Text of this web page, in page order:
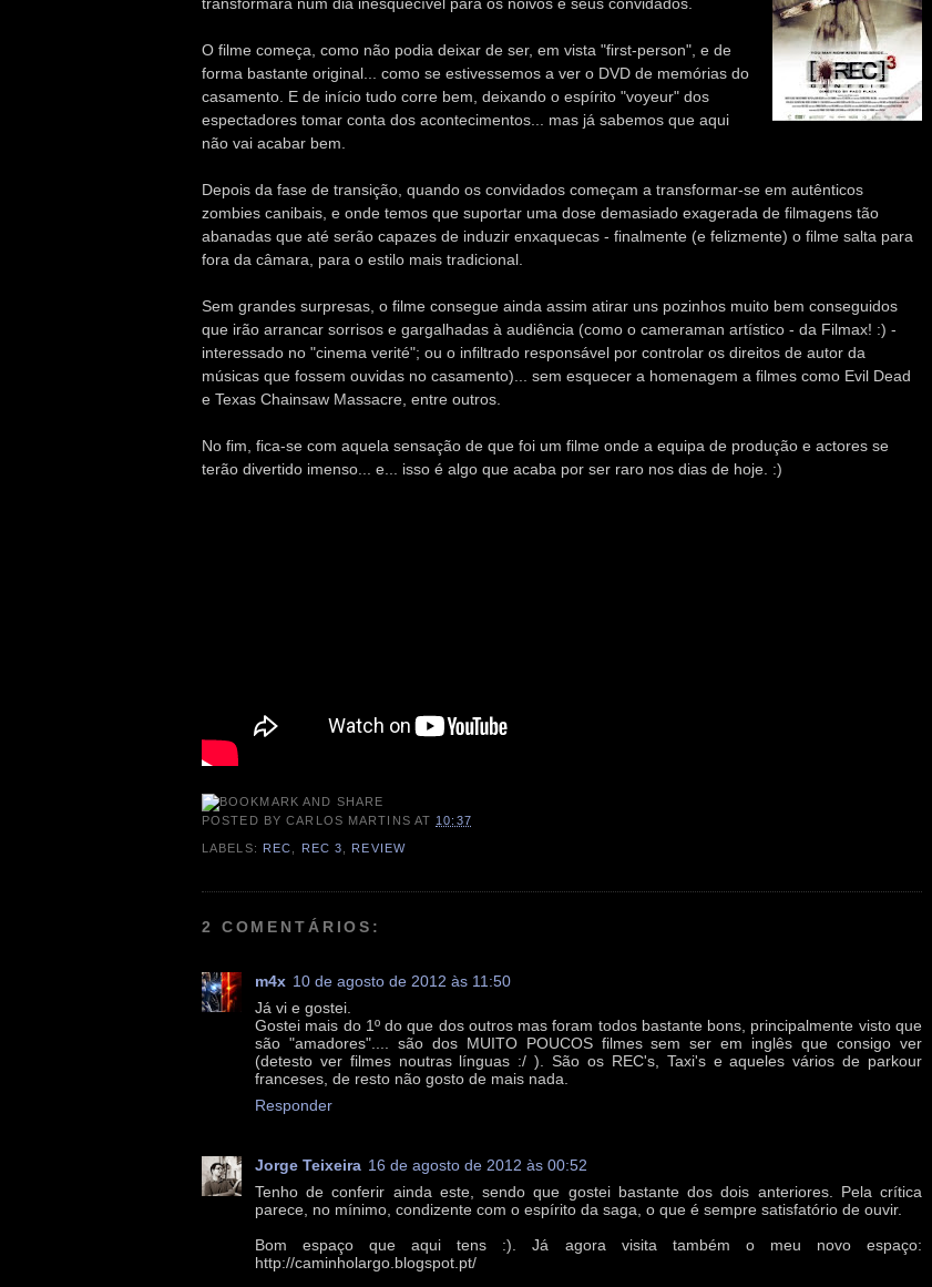
O filme começa, como não podia deixar de ser, em vista "first-person", e de
forma bastante original... como se estivessemos a ver o DVD de memórias do
casamento. E de início tudo corre bem, deixando o espírito "voyeur" dos
espectadores tomar conta dos acontecimentos... mas já sabemos que aqui
não vai acabar bem.
Depois da fase de transição, quando os convidados começam a transformar-se em autênticos
zombies canibais, e onde temos que suportar uma dose demasiado exagerada de filmagens tão
abanadas que até serão capazes de induzir enxaquecas - finalmente (e felizmente) o filme salta para
fora da câmara, para o estilo mais tradicional.
Sem grandes surpresas, o filme consegue ainda assim atirar uns pozinhos muito bem conseguidos
que irão arrancar sorrisos e gargalhadas à audiência (como o cameraman artístico - da Filmax! :) -
interessado no "cinema verité"; ou o infiltrado responsável por controlar os direitos de autor da
músicas que fossem ouvidas no casamento)... sem esquecer a homenagem a filmes como Evil Dead
e Texas Chainsaw Massacre, entre outros.
No fim, fica-se com aquela sensação de que foi um filme onde a equipa de produção e actores se
terão divertido imenso... e... isso é algo que acaba por ser raro nos dias de hoje. :)
POSTED BYCARLOS MARTINS AT 10:37
LABELS: REC REC 3 REVIEW
2 COMENTÁRIOS:
m4x 10 de agosto de 2012 às 11:50
Já vi e gostei.
Gostei mais do 1º do que dos outros mas foram todos bastante bons, principalmente visto que
são "amadores".... são dos MUITO POUCOS filmes sem ser em inglês que consigo ver
(detesto ver filmes noutras línguas :/ ). São os REC's, Taxi's e aqueles vários de parkour
franceses, de resto não gosto de mais nada.
Responder
Jorge Teixeira 16 de agosto de 2012 às 00:52
Tenho de conferir ainda este, sendo que gostei bastante dos dois anteriores. Pela crítica
parece, no mínimo, condizente com o espírito da saga, o que é sempre satisfatório de ouvir.
Bom espaço que aqui tens :). Já agora visita também o meu novo espaço:
http://caminholargo.blogspot.pt/